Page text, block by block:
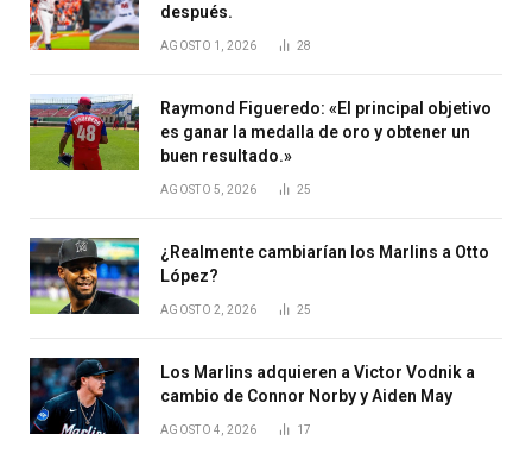
después.
AGOSTO 1, 2026 28
Raymond Figueredo: «El principal objetivo
es ganar la medalla de oro y obtener un
buen resultado.»
AGOSTO 5, 2026 25
¿Realmente cambiarían los Marlins a Otto
López?
AGOSTO 2, 2026 25
Los Marlins adquieren a Victor Vodnik a
cambio de Connor Norby y Aiden May
AGOSTO 4, 2026 17